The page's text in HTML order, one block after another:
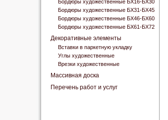
Бордюры художественные БХ16-БХ30
Бордюры художественные БХ31-БХ45
Бордюры художественные БХ46-БХ60
Бордюры художественные БХ61-БХ72
Декоративные элементы
Вставки в паркетную укладку
Углы художественные
Врезки художественные
Массивная доска
Перечень работ и услуг